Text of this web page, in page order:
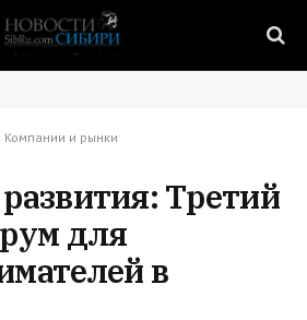
Компании и рынки
Третий
для
в